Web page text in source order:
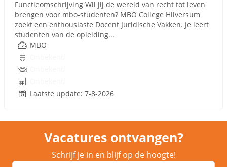
Functieomschrijving Wil jij de wereld van recht tot leven
brengen voor mbo-studenten? MBO College Hilversum
zoekt een enthousiaste Docent Juridische Vakken. Je leert
studenten van de opleiding...
MBO
Laatste update: 7-8-2026
Vacatures ontvangen?
Schrijf je in en blijf op de hoogte!